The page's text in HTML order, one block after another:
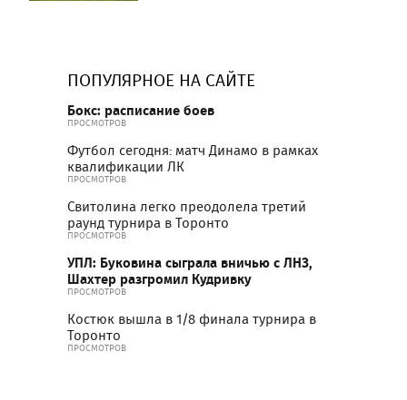
ПОПУЛЯРНОЕ НА САЙТЕ
Бокс: расписание боев
ПРОСМОТРОВ
Футбол сегодня: матч Динамо в рамках
квалификации ЛК
ПРОСМОТРОВ
Свитолина легко преодолела третий
раунд турнира в Торонто
ПРОСМОТРОВ
УПЛ: Буковина сыграла вничью с ЛНЗ,
Шахтер разгромил Кудривку
ПРОСМОТРОВ
Костюк вышла в 1/8 финала турнира в
Торонто
ПРОСМОТРОВ